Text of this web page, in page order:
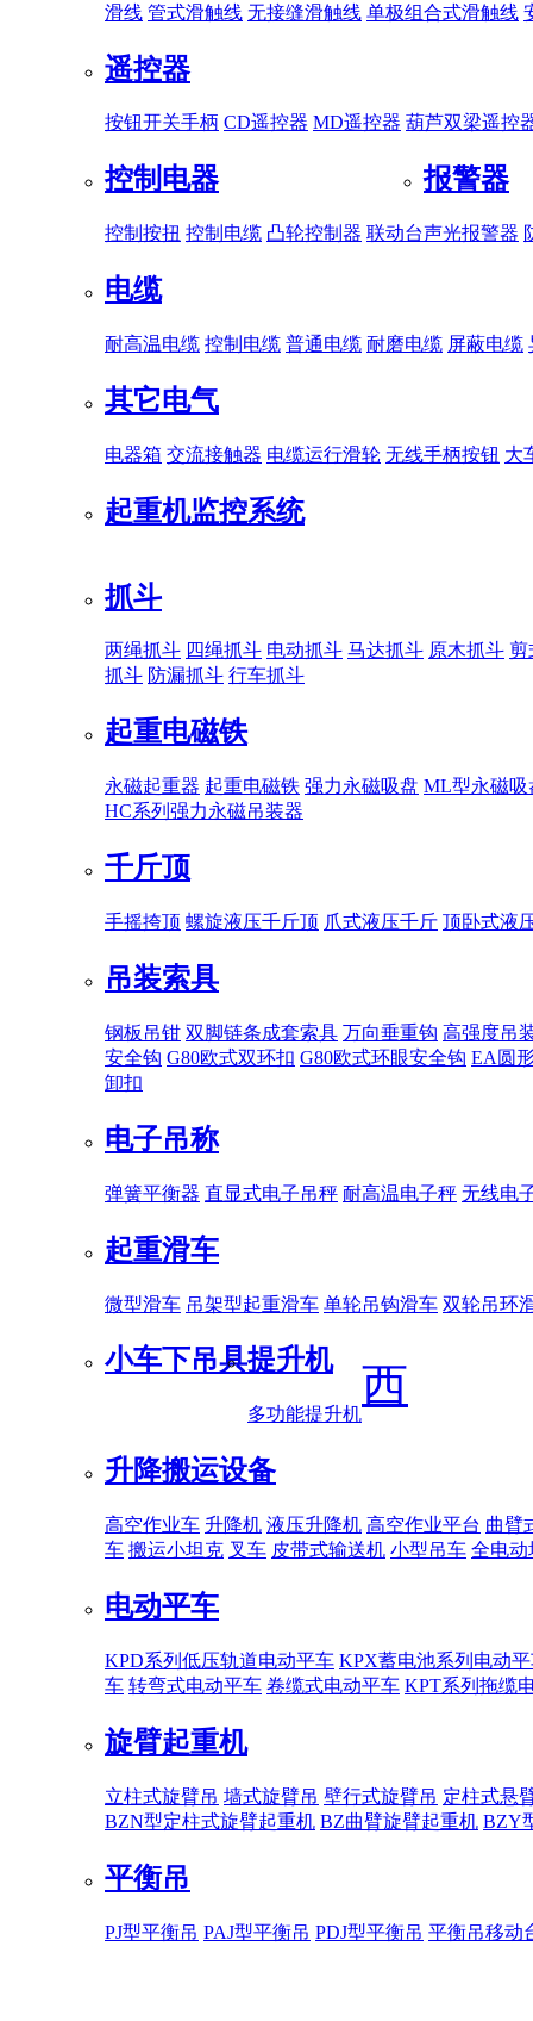
滑线 管式滑触线 无接缝滑触线 单极组合式滑触线
遥控器
按钮开关手柄 CD遥控器 MD遥控器 葫芦双梁遥控
控制电器
控制按扭 控制电缆 凸轮控制器 联动台
报警器
声光报警器
电缆
耐高温电缆 控制电缆 普通电缆 耐磨电缆 屏蔽电缆
其它电气
电器箱 交流接触器 电缆运行滑轮 无线手柄按钮 大
起重机监控系统
抓斗
两绳抓斗 四绳抓斗 电动抓斗 马达抓斗 原木抓斗 剪
抓斗 防漏抓斗 行车抓斗
起重电磁铁
永磁起重器 起重电磁铁 强力永磁吸盘 ML型永磁吸
HC系列强力永磁吊装器
千斤顶
手摇挎顶 螺旋液压千斤顶 爪式液压千斤 顶卧式液
吊装索具
钢板吊钳 双脚链条成套索具 万向垂重钩 高强度吊
安全钩 G80欧式双环扣 G80欧式环眼安全钩 EA圆
卸扣
电子吊称
弹簧平衡器 直显式电子吊秤 耐高温电子秤 无线电
起重滑车
微型滑车 吊架型起重滑车 单轮吊钩滑车 双轮吊环
小车下吊具提升机
多功能提升机
升降搬运设备
高空作业车 升降机 液压升降机 高空作业平台 曲臂
车 搬运小坦克 叉车 皮带式输送机 小型吊车 全电动
电动平车
KPD系列低压轨道电动平车 KPX蓄电池系列电动
车 转弯式电动平车 卷缆式电动平车 KPT系列拖缆
旋臂起重机
立柱式旋臂吊 墙式旋臂吊 壁行式旋臂吊 定柱式悬
BZN型定柱式旋臂起重机 BZ曲臂旋臂起重机 BZY
平衡吊
PJ型平衡吊 PAJ型平衡吊 PDJ型平衡吊 平衡吊移动
西